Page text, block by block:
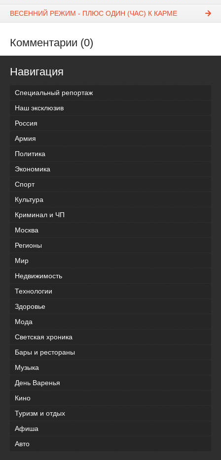
ВЕСЕННИЙ РЕЖИМ - ПЛЮС ОДИН (ЧАС) К КАРМЕ
Комментарии (0)
Навигация
Специальный репортаж
Наш эксклюзив
Россия
Армия
Политика
Экономика
Спорт
Культура
Криминал и ЧП
Москва
Регионы
Мир
Недвижимость
Технологии
Здоровье
Мода
Светская хроника
Бары и рестораны
Музыка
День Варенья
Кино
Туризм и отдых
Афиша
Авто